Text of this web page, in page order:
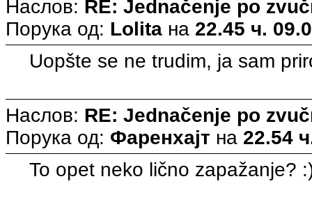
Наслов: RE: Jednačenje po
Порука од: Lolita на 22.45 ч.
Uopšte se ne trudim, ja sam
Наслов: RE: Jednačenje po
Порука од: Фаренхајт на 22.54
To opet neko lično zapažanje?